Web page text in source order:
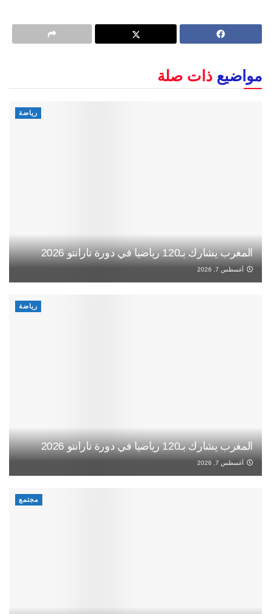
مواضيع ذات صلة
رياضة
المغرب يشارك بـ120 رياضيا في دورة تارانتو 2026
أغسطس 7, 2026
رياضة
المغرب يشارك بـ120 رياضيا في دورة تارانتو 2026
أغسطس 7, 2026
مجتمع